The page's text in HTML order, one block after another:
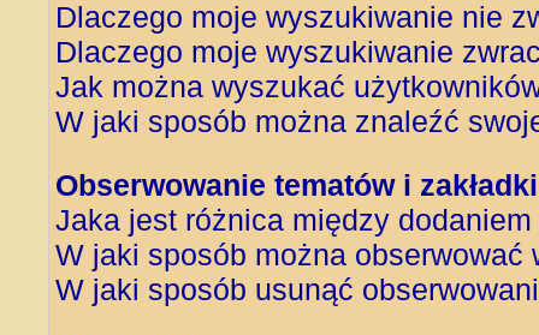
Dlaczego moje wyszukiwanie nie
Dlaczego moje wyszukiwanie
Jak można wyszukać
W jaki sposób można znaleźć
Obserwowanie tematów i zakładki
Jaka jest różnica między
W jaki sposób można obserwować
W jaki sposób usunąć